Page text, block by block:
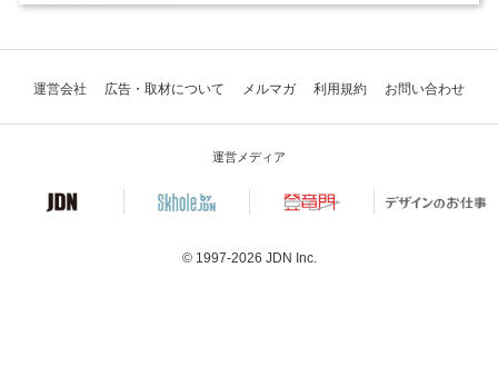
運営会社 広告・取材について メルマガ 利用規約 お問い合わせ
運営メディア
© 1997-2026 JDN Inc.